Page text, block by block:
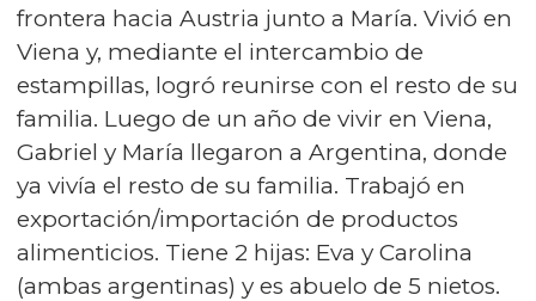
frontera hacia Austria junto a María. Vivió en
Viena y, mediante el intercambio de
estampillas, logró reunirse con el resto de su
familia. Luego de un año de vivir en Viena,
Gabriel y María llegaron a Argentina, donde
ya vivía el resto de su familia. Trabajó en
exportación/importación de productos
alimenticios. Tiene 2 hijas: Eva y Carolina
(ambas argentinas) y es abuelo de 5 nietos.